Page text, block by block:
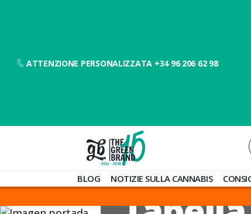
ATTENZIONE PERSONALIZZATA +34 96 206 62 98
de
Barato
BLOG NOTIZIE SULLA CANNABIS